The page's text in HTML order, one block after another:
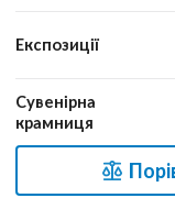
Експозиції
Сувенірна
крамниця